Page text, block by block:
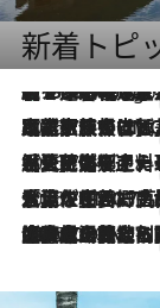
新着トピ
6 Hours Ago
【トンボの足水浴】ヒノキの香りに包まれて涼感マックス！約13℃の湧水かけ流しを避暑地「星野温泉 トンボの湯」で体験
2026.7.31
【ホテル帰省】という選択肢をOMOが提案。家族とほどよい距離を保つには「昼は実家、夜は気兼ねな
2026.7.24
【夏限定ディナーコース】旬を迎える稚鮎や花ズッキーニなどをイタリア・トスカーナの郷土料理の手法で満喫！
2026.7.17
「土佐和ハーブかき氷」がOMO7高知に登場！生姜、山椒、大葉など目にも舌
2026.7.10
NEW OPEN！【界 草津】名湯の地に誕生。趣の異なる2種の温泉と上州ならではの会席・蕎麦割烹など美食を味わう究極の癒やし旅